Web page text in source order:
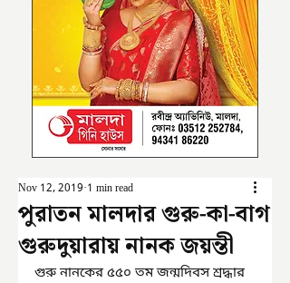
পুরাতন মালদার গুরু-কা-বাগ
গুরুদুয়ারায় নানক জয়ন্তী
Nov 12, 2019 1 min read
গুরু নানকের ৫৫০ তম জন্মদিবস শ্রদ্ধার